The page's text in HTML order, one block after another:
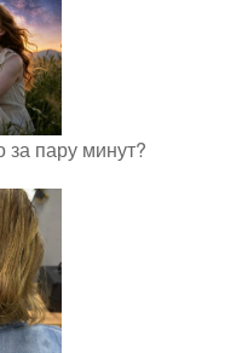
за пару минут?